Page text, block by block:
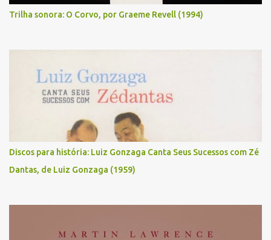
Trilha sonora: O Corvo, por Graeme Revell (1994)
Discos para história: Luiz Gonzaga Canta Seus Sucessos com Zé
Dantas, de Luiz Gonzaga (1959)